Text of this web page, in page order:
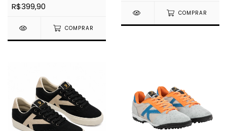
R$399,90
COMPRAR
COMPRAR